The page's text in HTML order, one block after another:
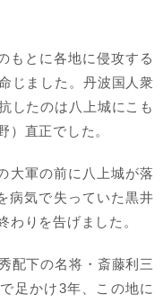
もとに各地に侵攻する
じました。丹波国人衆
したのは八上城にこも
）直正でした。
大軍の前に八上城が落
病気で失っていた黒井
わりを告げました。
配下の名将・斎藤利三
足かけ3年、この地に